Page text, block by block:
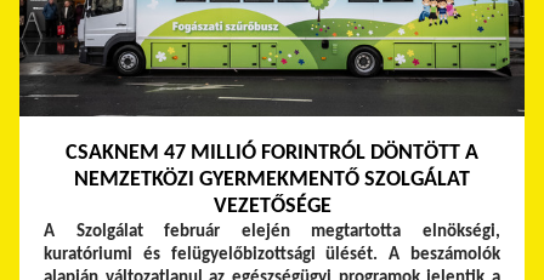
CSAKNEM 47 MILLIÓ FORINTRÓL DÖNTÖTT A
NEMZETKÖZI GYERMEKMENTŐ SZOLGÁLAT
VEZETŐSÉGE
A Szolgálat február elején megtartotta elnökségi,
kuratóriumi és felügyelőbizottsági ülését. A beszámolók